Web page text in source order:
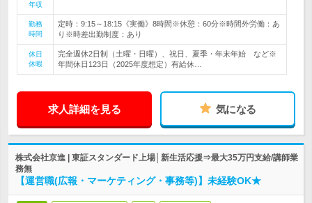
年収
勤務
時間
定時：9:15～18:15《実働》8時間※休憩：60分※時間外労働：あ
り※時差出勤制度：あり
休日
休暇
完全週休2日制（土曜・日曜）、祝日、夏季・年末年始 など※
年間休日123日（2025年度想定）有給休…
求人詳細を見る 気になる
株式会社京進 | 東証スタンダード上場│新生活応援⇒最大35万円支給/講師業
務無
【運営職(広報・マーケティング・事務等)】未経験OK★